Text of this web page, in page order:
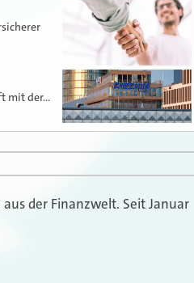
mit der…
der Finanzwelt. Seit Januar